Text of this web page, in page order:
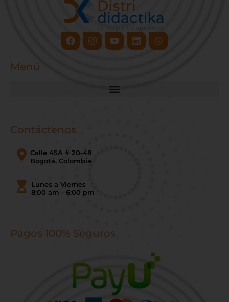
FacebookInstagram
YoutubeLinkedinWhatsapp
Menú
Contáctenos
Calle 45A # 20-48
Bogotá, Colombia
Lunes a Viernes
8:00 am - 6:00 pm
Pagos 100% Seguros